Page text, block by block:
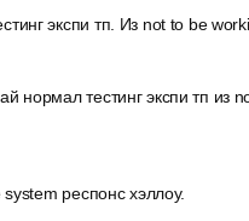
экспи тп. Из not to be
нормал тестинг экспи тп из
респонс хэллоу.